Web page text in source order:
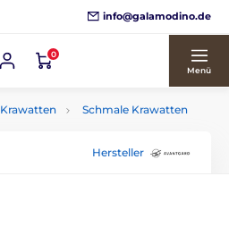
info@galamodino.de
0
Menü
Krawatten Schmale Krawatten
Hersteller